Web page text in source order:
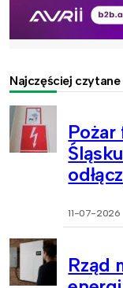
Najczęściej czytane
11-07-2026
Rząd